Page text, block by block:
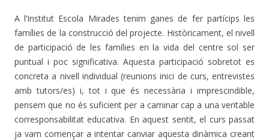
A l’Institut Escola Mirades tenim ganes de fer partícips les
famílies de la construcció del projecte. Històricament, el nivell
de participació de les famílies en la vida del centre sol ser
puntual i poc significativa. Aquesta participació sobretot es
concreta a nivell individual (reunions inici de curs, entrevistes
amb tutors/es) i, tot i que és necessària i imprescindible,
pensem que no és suficient per a caminar cap a una veritable
corresponsabilitat educativa. En aquest sentit, el curs passat
ja vam començar a intentar canviar aquesta dinàmica creant